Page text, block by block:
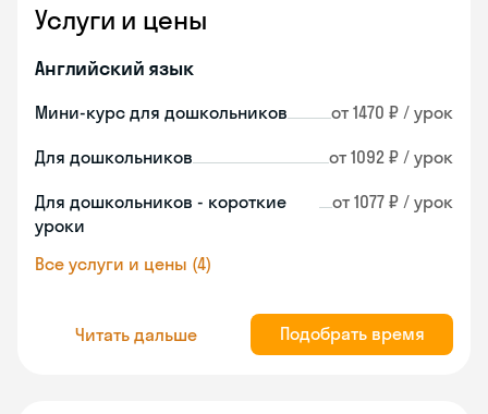
Услуги и цены
Английский язык
Мини-курс для дошкольников от 1470 ₽ / урок
Для дошкольников от 1092 ₽ / урок
Для дошкольников - короткие
уроки
от 1077 ₽ / урок
Все услуги и цены (4)
Читать дальше Подобрать время